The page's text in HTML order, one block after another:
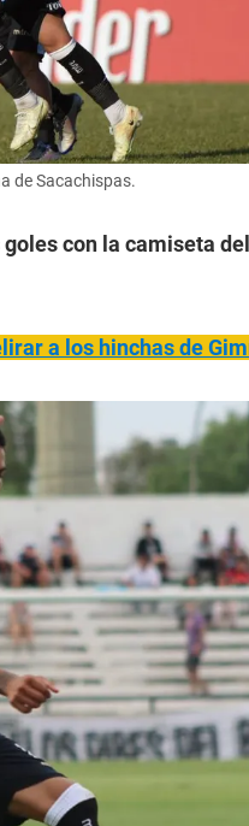
de Sacachispas.
goles con la camiseta
a los hinchas de